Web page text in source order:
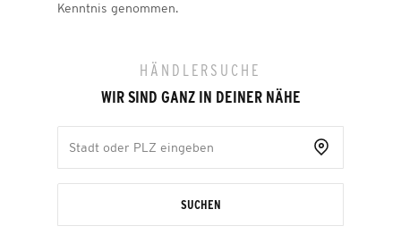
Kenntnis genommen.
HÄNDLERSUCHE
WIR SIND GANZ IN DEINER NÄHE
SUCHEN